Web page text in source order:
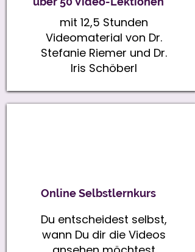
mit 12,5 Stunden
Videomaterial von Dr.
Stefanie Riemer und Dr.
Iris Schöberl
Du entscheidest selbst,
wann Du dir die Videos
Online Selbstlernkurs